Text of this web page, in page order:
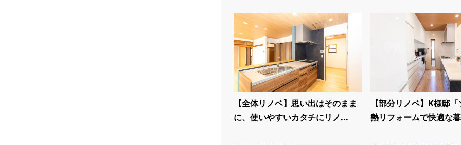
【全体リノベ】思い出はそのまま
に、使いやすいカタチにリノ...
【部分リノベ】K様邸
熱リフォームで快適な